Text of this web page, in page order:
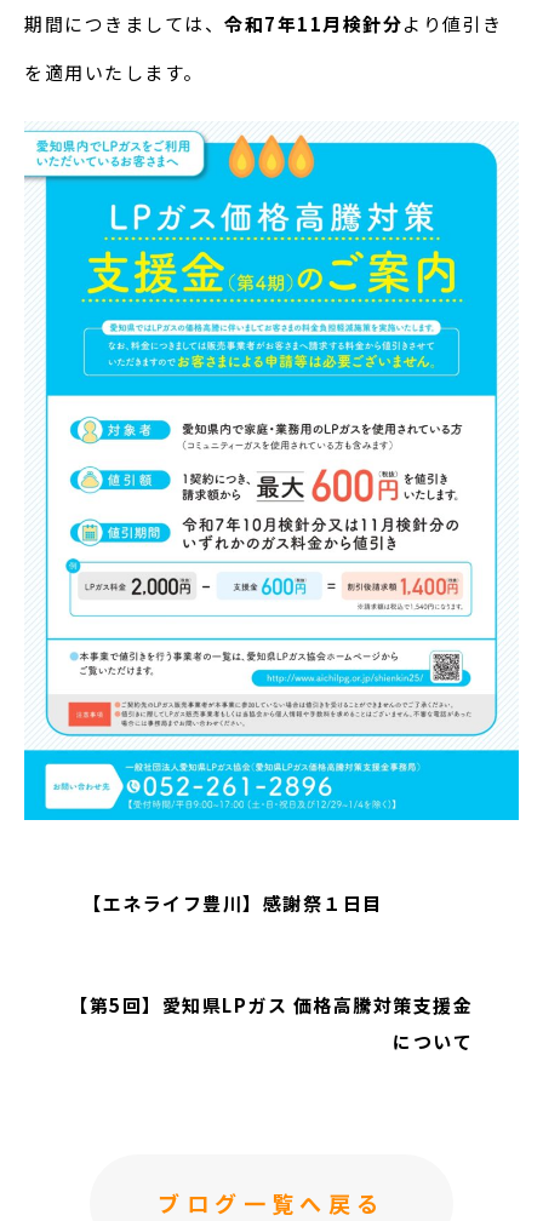
期間につきましては、 令和7年11月検針分より値引き
を適用いたします。
【エネライフ豊川】感謝祭１日目
【第5回】愛知県LPガス 価格高騰対策支援金
について
ブログ一覧へ戻る